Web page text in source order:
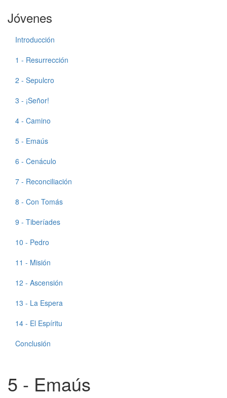
Jóvenes
Introducción
1 - Resurrección
2 - Sepulcro
3 - ¡Señor!
4 - Camino
5 - Emaús
6 - Cenáculo
7 - Reconciliación
8 - Con Tomás
9 - Tiberíades
10 - Pedro
11 - Misión
12 - Ascensión
13 - La Espera
14 - El Espíritu
Conclusión
5 - Emaús